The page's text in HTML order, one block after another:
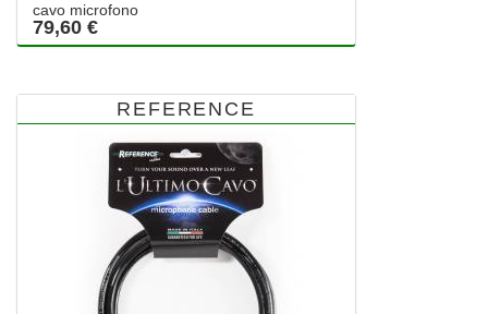
cavo microfono
79,60 €
REFERENCE